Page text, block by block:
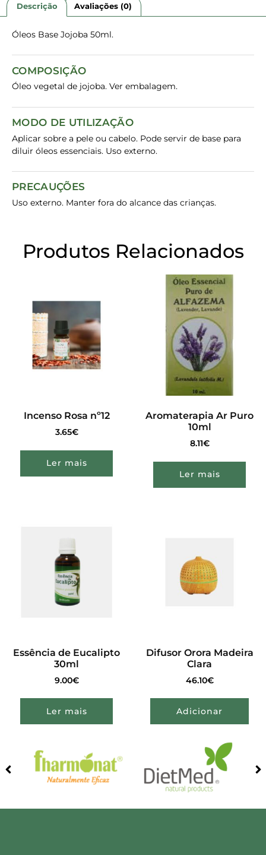
Descrição Avaliações (0)
Óleos Base Jojoba 50ml.
COMPOSIÇÃO
Óleo vegetal de jojoba. Ver embalagem.
MODO DE UTILIZAÇÃO
Aplicar sobre a pele ou cabelo. Pode servir de base para
diluir óleos essenciais. Uso externo.
PRECAUÇÕES
Uso externo. Manter fora do alcance das crianças.
Produtos Relacionados
Incenso Rosa nº12
3.65€
Ler mais
Aromaterapia Ar Puro
10ml
8.11€
Ler mais
Essência de Eucalipto
30ml
9.00€
Ler mais
Difusor Orora Madeira
Clara
46.10€
Adicionar